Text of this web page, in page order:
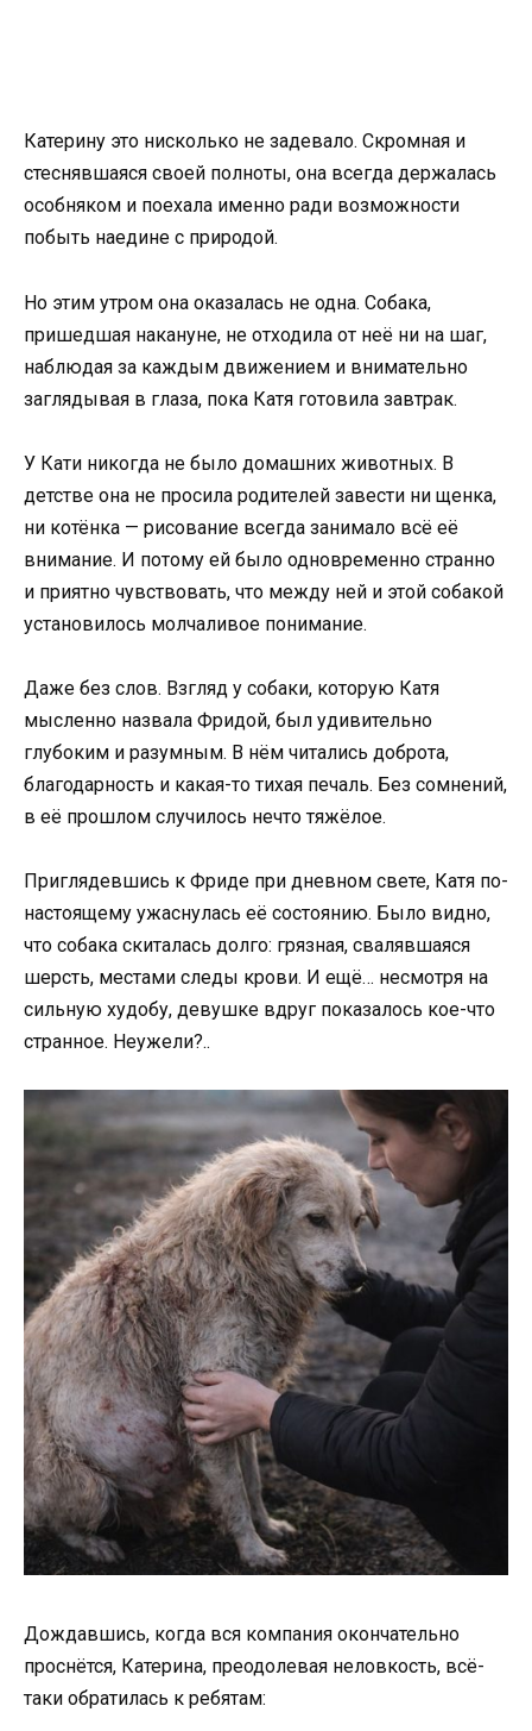
Катерину это нисколько не задевало. Скромная и
стеснявшаяся своей полноты, она всегда держалась
особняком и поехала именно ради возможности
побыть наедине с природой.
Но этим утром она оказалась не одна. Собака,
пришедшая накануне, не отходила от неё ни на шаг,
наблюдая за каждым движением и внимательно
заглядывая в глаза, пока Катя готовила завтрак.
У Кати никогда не было домашних животных. В
детстве она не просила родителей завести ни щенка,
ни котёнка — рисование всегда занимало всё её
внимание. И потому ей было одновременно странно
и приятно чувствовать, что между ней и этой собакой
установилось молчаливое понимание.
Даже без слов. Взгляд у собаки, которую Катя
мысленно назвала Фридой, был удивительно
глубоким и разумным. В нём читались доброта,
благодарность и какая-то тихая печаль. Без сомнений,
в её прошлом случилось нечто тяжёлое.
Приглядевшись к Фриде при дневном свете, Катя по-
настоящему ужаснулась её состоянию. Было видно,
что собака скиталась долго: грязная, свалявшаяся
шерсть, местами следы крови. И ещё… несмотря на
сильную худобу, девушке вдруг показалось кое-что
странное. Неужели?..
Дождавшись, когда вся компания окончательно
проснётся, Катерина, преодолевая неловкость, всё-
таки обратилась к ребятам: